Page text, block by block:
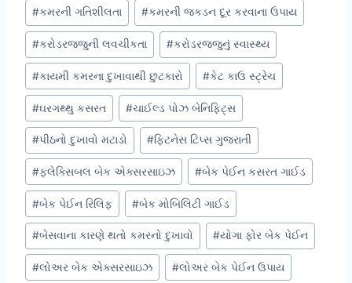
#કમરની ગતિશીલતા #કમરની જકડન દૂર કરવાના ઉપાય
#કરોડરજ્જુની લવચીકતા #કરોડરજ્જુનું સ્વાસ્થ્ય
#કાયમી કમરના દુખાવાથી છુટકારો #કેટ કાઉ સ્ટ્રેચ
#ઘરગથ્થુ કસરત #ચાઈલ્ડ પોઝ બેનિફિટ્સ
#પીઠનો દુખાવો મટાડો #ફિટનેસ ટિપ્સ ગુજરાતી
#ફ્લેક્સિબલ બેક એક્સરસાઇઝ #બેક પેઈન કસરત ગાઈડ
#બેક પેઈન રિલિફ #બેક મોબિલિટી ગાઈડ
#બેસવાના કારણે થતો કમરનો દુખાવો #યોગા ફોર બેક પેઈન
#લોઅર બેક એક્સરસાઇઝ #લોઅર બેક પેઈન ઉપાય